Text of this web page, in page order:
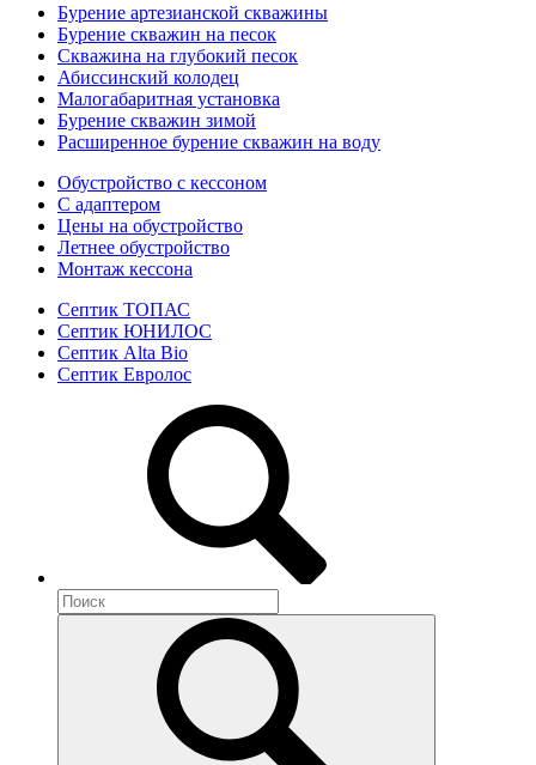
Бурение артезианской скважины
Бурение скважин на песок
Скважина на глубокий песок
Абиссинский колодец
Малогабаритная установка
Бурение скважин зимой
Расширенное бурение скважин на воду
Обустройство с кессоном
С адаптером
Цены на обустройство
Летнее обустройство
Монтаж кессона
Септик ТОПАС
Септик ЮНИЛОС
Септик Alta Bio
Септик Евролос